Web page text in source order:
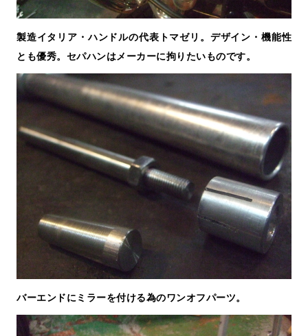
製造イタリア・ハンドルの代表トマゼリ。デザイン・機能性
とも優秀。セパハンはメーカーに拘りたいものです。
バーエンドにミラーを付ける為のワンオフパーツ。